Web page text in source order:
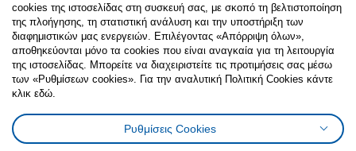
FacebookInstagram
TikTokYoutubePinterestTwitter
Πολιτική CookiesΔήλωση ψηφιακής προσβασιμότητας
Ρυθμίσεις cookiesΌροι Χρήσης
Γενική Πολιτική Προσωπικών Δεδομένων
cookies της ιστοσελίδας στη συσκευή σας, με σκοπό τη βελτιστοποίηση
της πλοήγησης, τη στατιστική ανάλυση και την υποστήριξη των
διαφημιστικών μας ενεργειών. Επιλέγοντας «Απόρριψη όλων»,
αποθηκεύονται μόνο τα cookies που είναι αναγκαία για τη λειτουργία
της ιστοσελίδας. Μπορείτε να διαχειριστείτε τις προτιμήσεις σας μέσω
των «Ρυθμίσεων cookies». Για την αναλυτική Πολιτική Cookies κάντε
κλικ εδώ.
Ρυθμίσεις Cookies